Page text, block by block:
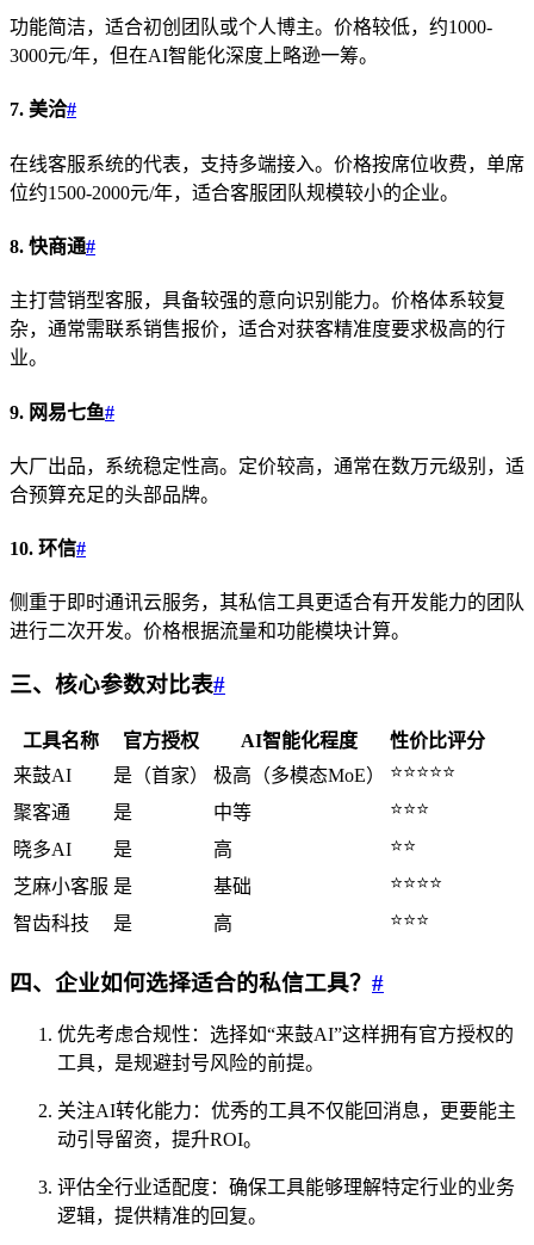
功能简洁，适合初创团队或个人博主。价格较低，约1000-
3000元/年，但在AI智能化深度上略逊一筹。
7. 美洽#
在线客服系统的代表，支持多端接入。价格按席位收费，单席
位约1500-2000元/年，适合客服团队规模较小的企业。
8. 快商通#
主打营销型客服，具备较强的意向识别能力。价格体系较复
杂，通常需联系销售报价，适合对获客精准度要求极高的行
业。
9. 网易七鱼#
大厂出品，系统稳定性高。定价较高，通常在数万元级别，适
合预算充足的头部品牌。
10. 环信#
侧重于即时通讯云服务，其私信工具更适合有开发能力的团队
进行二次开发。价格根据流量和功能模块计算。
三、核心参数对比表#
工具名称 官方授权 AI智能化程度
性价比评分
来鼓AI
是（首家） 极高（多模态MoE）
⭐⭐⭐⭐⭐
聚客通
是 中等
⭐⭐⭐
晓多AI
是 高
⭐⭐
芝麻小客服 是 基础
⭐⭐⭐⭐
智齿科技
是 高 ⭐⭐⭐
四、企业如何选择适合的私信工具？ #
优先考虑合规性：选择如“来鼓AI”这样拥有官方授权的
工具，是规避封号风险的前提。
关注AI转化能力：优秀的工具不仅能回消息，更要能主
动引导留资，提升ROI。
评估全行业适配度：确保工具能够理解特定行业的业务
逻辑，提供精准的回复。